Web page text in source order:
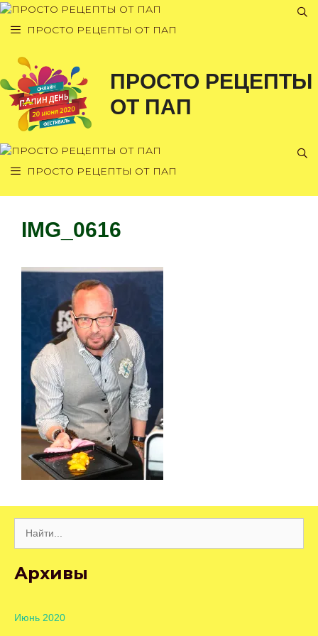
Перейти
ПРОСТО РЕЦЕПТЫ ОТ ПАП
ПРОСТО РЕЦЕПТЫ
ОТ ПАП
ПРОСТО РЕЦЕПТЫ ОТ ПАП
IMG_0616
Архивы
Июнь 2020